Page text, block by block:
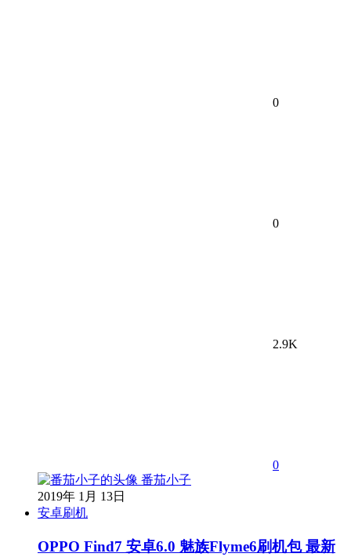
0
0
2.9K
0
番茄小子
2019年 1月 13日
安卓刷机
OPPO Find7 安卓6.0 魅族Flyme6刷机包 最新